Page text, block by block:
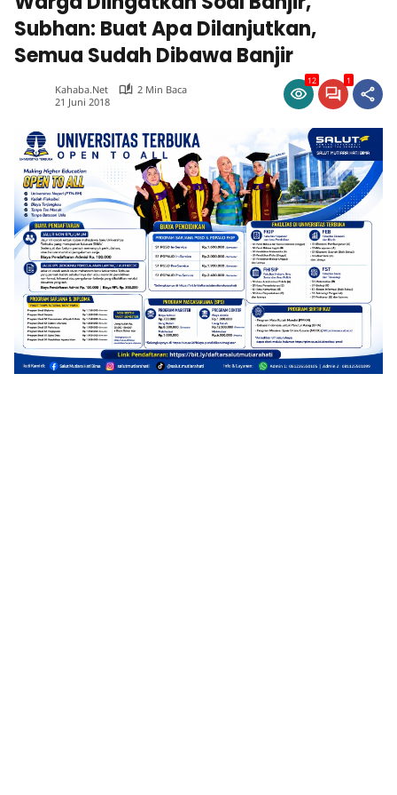
Subhan: Buat Apa Dilanjutkan,
Semua Sudah Dibawa Banjir
Kahaba.net
2 Min Baca
21 Juni 2018
12 1